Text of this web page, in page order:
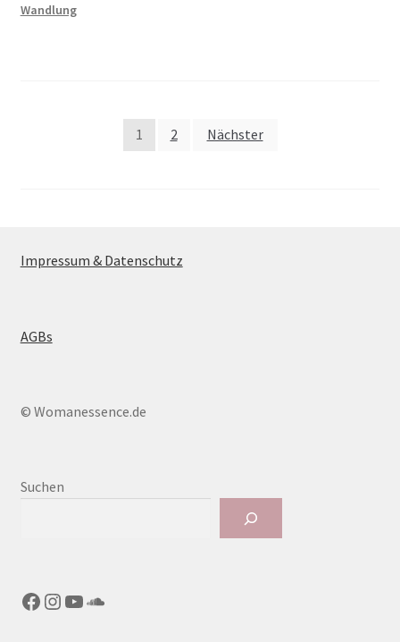
Wandlung
Seitennummerierung
1 2 Nächster
Impressum & Datenschutz
AGBs
© Womanessence.de
Suchen
Facebook
Instagram
YouTube
SoundCloud